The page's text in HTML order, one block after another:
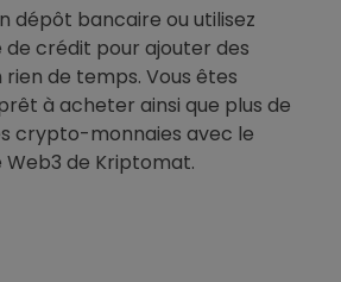
dépôt bancaire ou utilisez
crédit pour ajouter des
rien de temps. Vous êtes
à acheter ainsi que plus de
crypto-monnaies avec le
de Kriptomat.